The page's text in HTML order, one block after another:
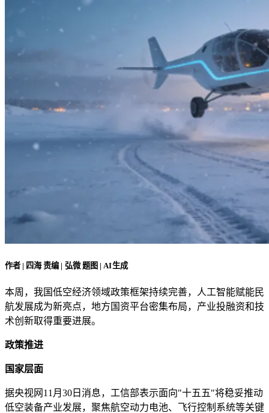
作者 | 四海责编 | 弘微题图 | AI生成
本周，我国低空经济领域政策框架持续完善，人工智能赋能民
航发展成为新亮点，地方国资平台密集布局，产业投融资和技
术创新取得重要进展。
政策推进
国家层面
据央视网11月30日消息，工信部表示面向"十五五"将稳妥推动
低空装备产业发展，聚焦航空动力电池、飞行控制系统等关键